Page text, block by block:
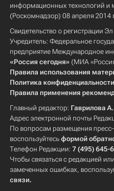
информационных технологий и
(Роскомнадзор) 08 апреля 2014
Свидетельство о регистрации
Учредитель: Федеральное
предприятие Международное
«Россия сегодня» (МИА
Правила использования
Политика конфиденциальности
Правила применения
Главный редактор: Гаврилова
Адрес электронной почты
По вопросам размещения
воспользуйтесьформой
Телефон Редакции: 7 (495) 645-
Чтобы связаться с редакцией
замеченных ошибках,
связи.